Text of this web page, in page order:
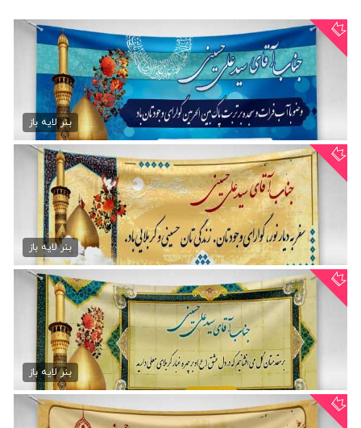
دانلود بنر کربلا
75,000 تومان
بنر لایه باز
دانلود بنر عتبات عالیات
75,000 تومان
بنر لایه باز
بنر خوش آمد گویی کربلا
75,000 تومان
بنر لایه باز